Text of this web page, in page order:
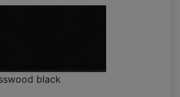
black